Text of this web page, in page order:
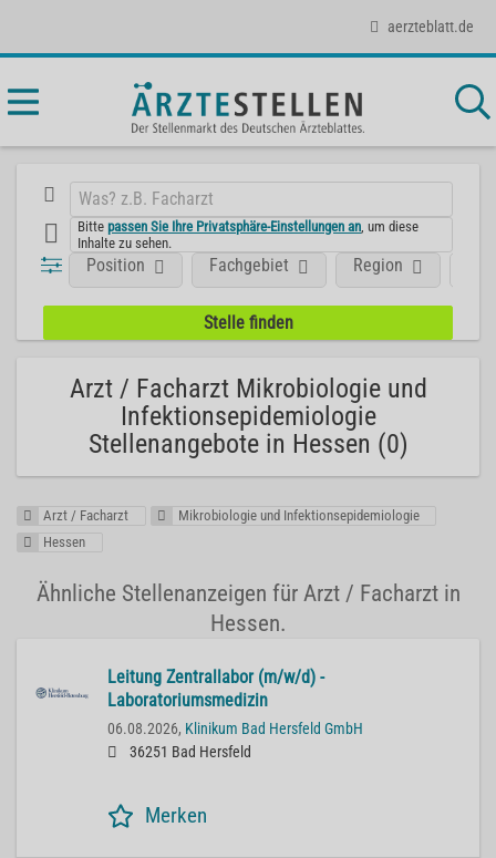
aerzteblatt.de
Bittepassen Sie Ihre Privatsphäre-Einstellungen an , um diese
Inhalte zu sehen.
Position Fachgebiet Region
Arzt / Facharzt Mikrobiologie und
Infektionsepidemiologie
Stellenangebote in Hessen (0)
Arzt / Facharzt
Mikrobiologie und Infektionsepidemiologie
Hessen
Ähnliche Stellenanzeigen für Arzt / Facharzt in
Hessen.
Leitung Zentrallabor (m/w/d) -
Laboratoriumsmedizin
06.08.2026, Klinikum Bad Hersfeld GmbH
36251 Bad Hersfeld
Merken